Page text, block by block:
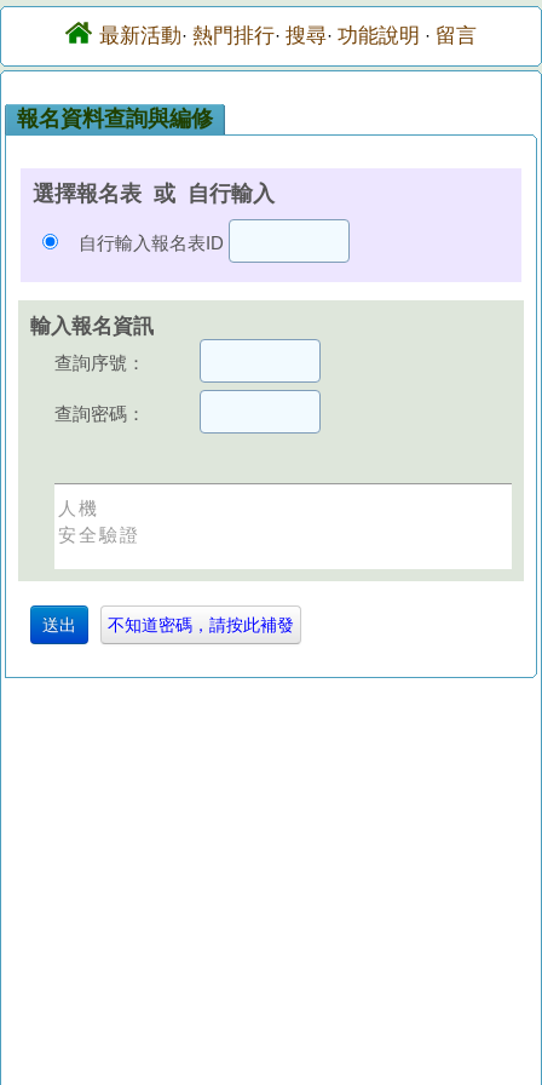
最新活動· 熱門排行· 搜尋· 功能說明 · 留言
報名資料查詢與編修
選擇報名表 或 自行輸入
自行輸入報名表ID
輸入報名資訊
查詢序號：
查詢密碼：
人機
安全驗證